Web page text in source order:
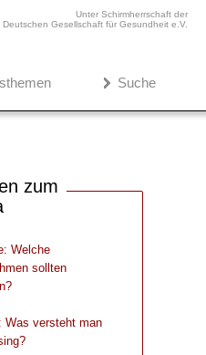
Unter Schirmherrschaft der
Deutschen Gesellschaft für Gesundheit e.V.
Suche
zum
Welche
sollten
Was versteht man